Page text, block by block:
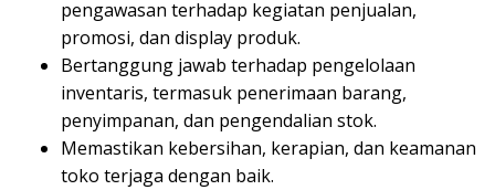
pengawasan terhadap kegiatan penjualan,
promosi, dan display produk.
Bertanggung jawab terhadap pengelolaan
inventaris, termasuk penerimaan barang,
penyimpanan, dan pengendalian stok.
Memastikan kebersihan, kerapian, dan keamanan
toko terjaga dengan baik.